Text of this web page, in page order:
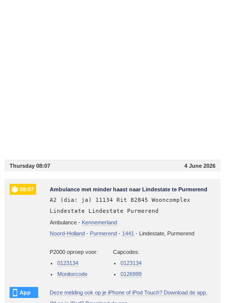
Thursday 08:07 4 June 2026
08:07 Ambulance met minder haast naar Lindestate te Purmerend
A2 (dia: ja) 11134 Rit 82845 Wooncomplex
Lindestate Lindestate Purmerend
Ambulance - Kennemerland
Noord-Holland- Purmerend- 1441 - Lindestate, Purmerend
P2000 oproep voor:
0123134
Monitorcode
Capcodes:
0123134
0126999
App
Deze melding ook op je iPhone of iPod Touch? Download de app.